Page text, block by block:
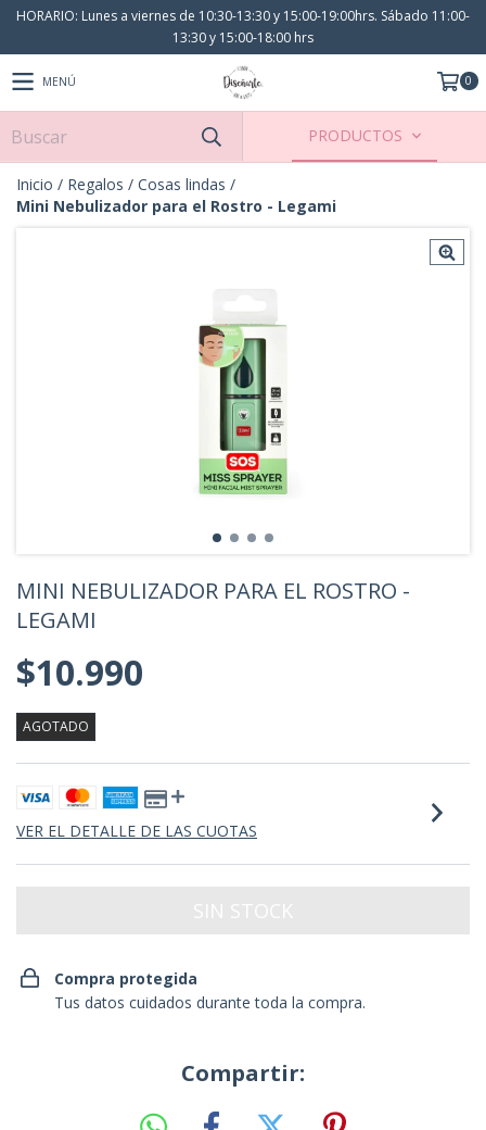
HORARIO: Lunes a viernes de 10:30-13:30 y 15:00-19:00hrs. Sábado 11:00-
13:30 y 15:00-18:00 hrs
MENÚ 0
PRODUCTOS
Inicio / Regalos / Cosas lindas /
Mini Nebulizador para el Rostro - Legami
MINI NEBULIZADOR PARA EL ROSTRO -
LEGAMI
$10.990
AGOTADO
VER EL DETALLE DE LAS CUOTAS
Compra protegida
Tus datos cuidados durante toda la compra.
Compartir: